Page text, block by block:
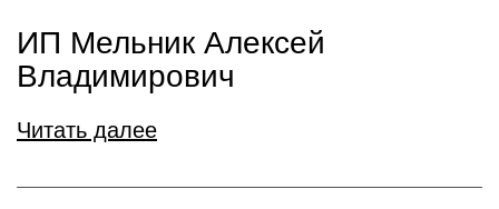
ИП Мельник Алексей
Владимирович
Читать далее